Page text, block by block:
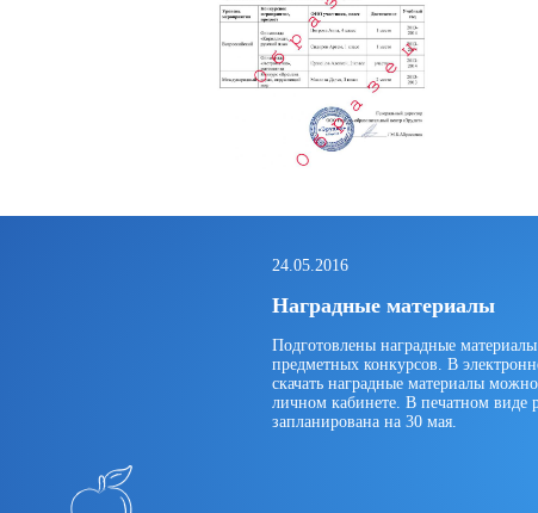
24.05.2016
Наградные материалы
Подготовлены наградные материалы
предметных конкурсов. В
скачать наградные материалы
личном кабинете. В печатном виде
запланирована на 30 мая.